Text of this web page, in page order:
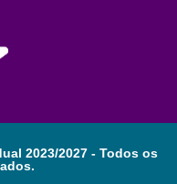
2023/2027 - Todos os